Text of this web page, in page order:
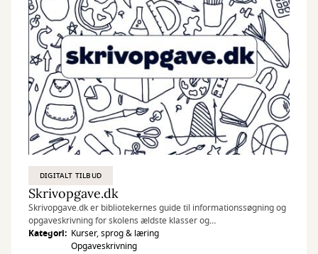
DIGITALT TILBUD
Skrivopgave.dk
Skrivopgave.dk er bibliotekernes guide til informationssøgning og
opgaveskrivning for skolens ældste klasser og
ungdomsuddannelserne.
Kategori
Kurser, sprog & læring
Opgaveskrivning